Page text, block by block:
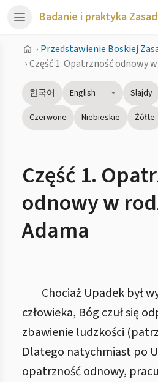
Badanie i praktyka
› Przedstawienie Boskiej
›Część 1. Opatrzność odnowy
한국어 English
Slajdy
Czerwone
Niebieskie Żółte
Część 1.
odnowy w
Adama
Chociaż Upadek był
człowieka, Bóg czuł się
zbawienie ludzkości (patrz
Dlatego natychmiast po
opatrzność odnowy,